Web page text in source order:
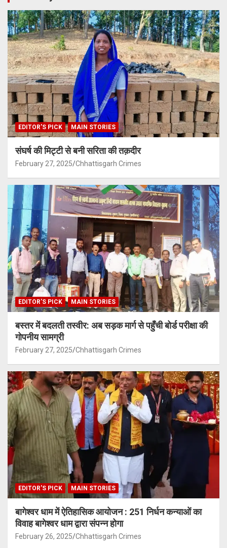
EDITOR'S PICK MAIN STORIES
संघर्ष की मिट्टी से बनी सरिता की तक़दीर
February 27, 2025 Chhattisgarh Crimes
EDITOR'S PICK MAIN STORIES
बस्तर में बदलती तस्वीर: अब सड़क मार्ग से पहुँची बोर्ड परीक्षा की
गोपनीय सामग्री
February 27, 2025 Chhattisgarh Crimes
EDITOR'S PICK MAIN STORIES
बागेश्वर धाम में ऐतिहासिक आयोजन : 251 निर्धन कन्याओं का
विवाह बागेश्वर धाम द्वारा संपन्न होगा
February 26, 2025 Chhattisgarh Crimes